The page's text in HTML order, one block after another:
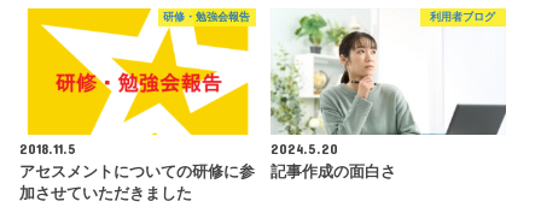
研修・勉強会報告
2018.11.5
アセスメントについての研修に参
加させていただきました
利用者ブログ
2024.5.20
記事作成の面白さ